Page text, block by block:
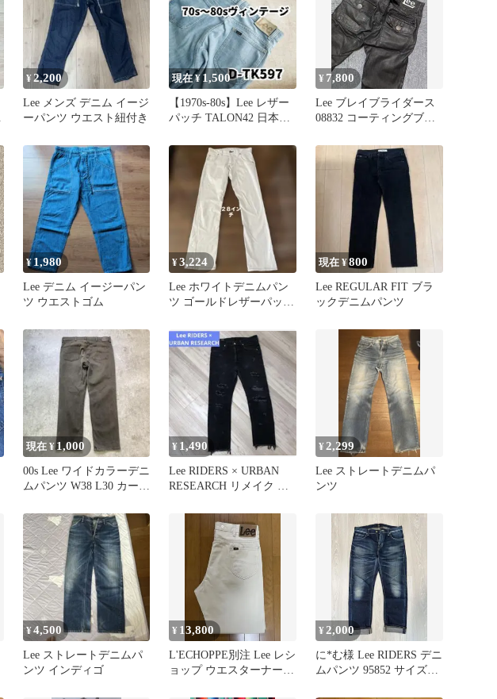
¥2,200
Lee メンズ デニム イージ
ーパンツ ウエスト紐付き
現在 ¥1,500
【1970s-80s】Lee レザー
パッチ TALON42 日本
¥ 7,800
Lee ブレイブライダース
08832 コーティングブラ
¥1,980
Lee デニム イージーパン
ツ ウエストゴム
¥3,224
Lee ホワイトデニムパン
ツ ゴールドレザーパッ
現在 ¥800
Lee REGULAR FIT ブラ
ックデニムパンツ
現在 ¥1,000
00s Lee ワイドカラーデニ
ムパンツ W38 L30 カーキ
¥ 1,490
Lee RIDERS × URBAN
RESEARCH リメイク ダ
¥ 2,299
Lee ストレートデニムパ
ンツ
¥4,500
Lee ストレートデニムパ
ンツ インディゴ
¥ 13,800
L'ECHOPPE別注 Lee レシ
ョップ ウエスターナー
¥ 2,000
に*む様 Lee RIDERS デニ
ムパンツ 95852 サイズ30